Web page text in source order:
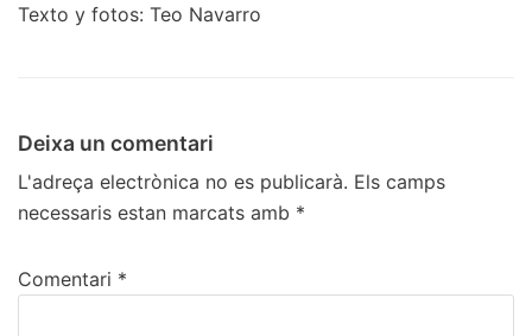
Texto y fotos: Teo Navarro
Deixa un comentari
L'adreça electrònica no es publicarà. Els camps
necessaris estan marcats amb *
Comentari *